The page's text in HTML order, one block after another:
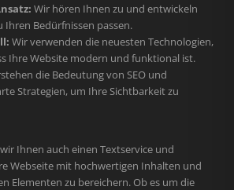
Wir hören Ihnen zu und entwickeln
Ihren Bedürfnissen passen.
Wir verwenden die neuesten Technologien,
Ihre Website modern und funktional ist.
die Bedeutung von SEO und
Strategien, um Ihre Sichtbarkeit zu
Ihnen auch einen Textservice und
Webseite mit hochwertigen Inhalten und
Elementen zu bereichern. Ob es um die